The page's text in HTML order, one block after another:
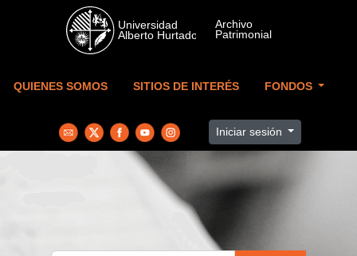
Skip to main content
QUIENES SOMOS SITIOS DE INTERÉS FONDOS
Iniciar sesión